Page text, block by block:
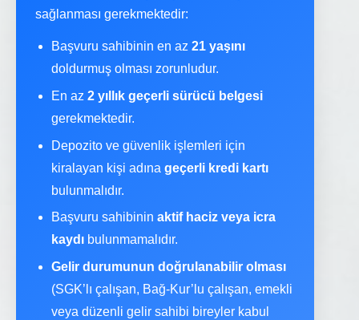
sağlanması gerekmektedir:
Başvuru sahibinin en az 21 yaşını
doldurmuş olması zorunludur.
En az 2 yıllık geçerli sürücü belgesi
gerekmektedir.
Depozito ve güvenlik işlemleri için
kiralayan kişi adına geçerli kredi kartı
bulunmalıdır.
Başvuru sahibinin aktif haciz veya icra
kaydı bulunmamalıdır.
Gelir durumunun doğrulanabilir olması
(SGK’lı çalışan, Bağ-Kur’lu çalışan, emekli
veya düzenli gelir sahibi bireyler kabul